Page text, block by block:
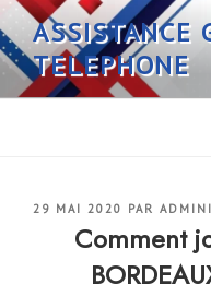
Aller
au
contenu
principal
ASSISTANCE
TELEPHONE
PUBLIÉ
29 MAI 2020 PAR
Comment